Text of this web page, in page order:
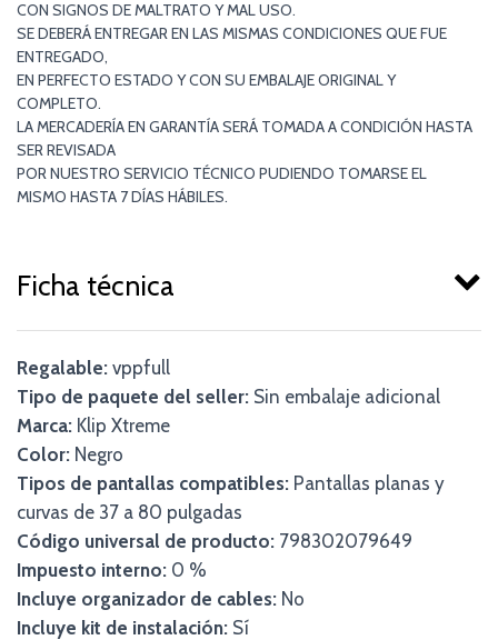
CON SIGNOS DE MALTRATO Y MAL USO.
SE DEBERÁ ENTREGAR EN LAS MISMAS CONDICIONES QUE FUE
ENTREGADO,
EN PERFECTO ESTADO Y CON SU EMBALAJE ORIGINAL Y
COMPLETO.
LA MERCADERÍA EN GARANTÍA SERÁ TOMADA A CONDICIÓN HASTA
SER REVISADA
POR NUESTRO SERVICIO TÉCNICO PUDIENDO TOMARSE EL
MISMO HASTA 7 DÍAS HÁBILES.
Ficha técnica
Regalable: vppfull
Tipo de paquete del seller: Sin embalaje adicional
Marca: Klip Xtreme
Color: Negro
Tipos de pantallas compatibles: Pantallas planas y
curvas de 37 a 80 pulgadas
Código universal de producto: 798302079649
Impuesto interno: 0 %
Incluye organizador de cables: No
Incluye kit de instalación: Sí